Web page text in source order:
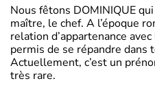
Nous fêtons DOMINIQUE
maître, le chef. A l’époque
relation d’appartenance
permis de se répandre dans
Actuellement, c’est un
très rare.